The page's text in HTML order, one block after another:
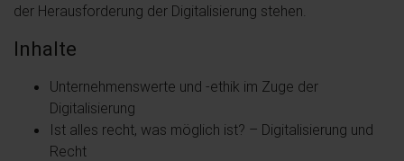
der Herausforderung der Digitalisierung stehen.
Inhalte
Unternehmenswerte und -ethik im Zuge der
Digitalisierung
Ist alles recht, was möglich ist? – Digitalisierung und
Recht